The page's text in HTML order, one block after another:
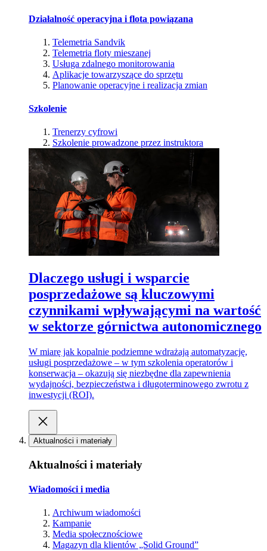
Działalność operacyjna i flota powiązana
Telemetria Sandvik
Telemetria floty mieszanej
Usługa zdalnego monitorowania
Aplikacje towarzyszące do sprzętu
Planowanie operacyjne i realizacja zmian
Szkolenie
Trenerzy cyfrowi
Szkolenie prowadzone przez instruktora
Dlaczego usługi i wsparcie
posprzedażowe są kluczowymi
czynnikami wpływającymi na wartość
w sektorze górnictwa autonomicznego
W miarę jak kopalnie podziemne wdrażają automatyzację,
usługi posprzedażowe – w tym szkolenia operatorów i
konserwacja – okazują się niezbędne dla zapewnienia
wydajności, bezpieczeństwa i długoterminowego zwrotu z
inwestycji (ROI).
Aktualności i materiały
Aktualności i materiały
Wiadomości i media
Archiwum wiadomości
Kampanie
Media społecznościowe
Magazyn dla klientów „Solid Ground”